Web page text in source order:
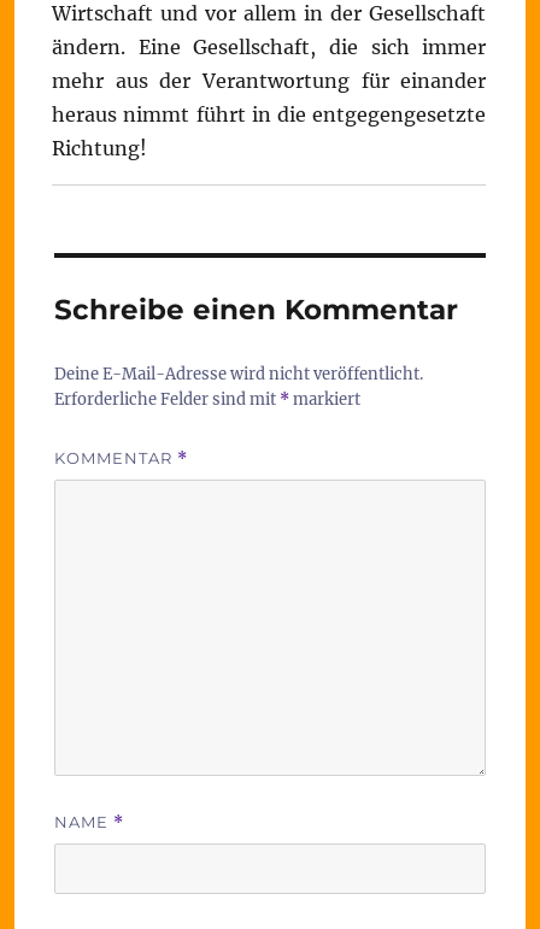
Wirtschaft und vor allem in der Gesellschaft
ändern. Eine Gesellschaft, die sich immer
mehr aus der Verantwortung für einander
heraus nimmt führt in die entgegengesetzte
Richtung!
Schreibe einen Kommentar
Deine E-Mail-Adresse wird nicht veröffentlicht.
Erforderliche Felder sind mit *markiert
KOMMENTAR *
NAME *